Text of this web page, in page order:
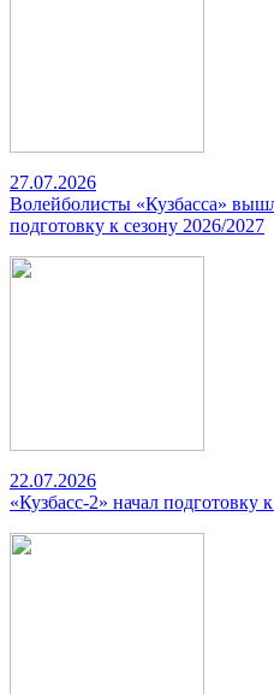
27.07.2026
Волейболисты «Кузбасса»
подготовку к сезону 2026/2027
22.07.2026
«Кузбасс-2» начал подготовку